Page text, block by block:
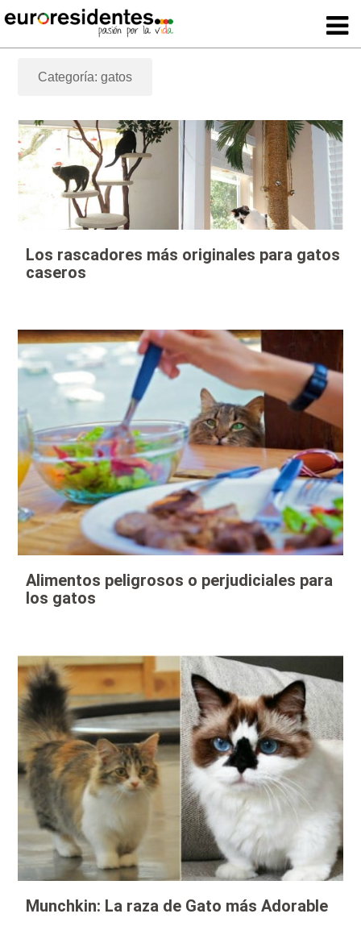
Categoría: gatos
Los rascadores más originales para gatos
caseros
Alimentos peligrosos o perjudiciales para
los gatos
Munchkin: La raza de Gato más Adorable